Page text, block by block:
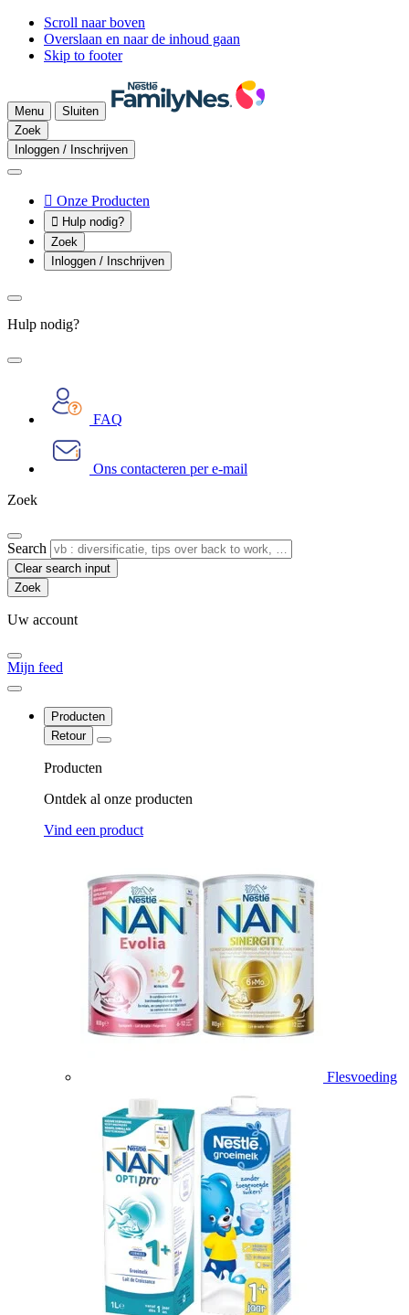
Scroll naar boven
Overslaan en naar de inhoud gaan
Skip to footer
Menu
Sluiten
Zoek
Inloggen / Inschrijven
 Onze Producten
 Hulp nodig?
Zoek
Inloggen / Inschrijven
Hulp nodig?
FAQ
Ons contacteren per e-mail
Zoek
Search
Clear search input
Uw account
Mijn feed
Producten
Retour
Producten
Ontdek al onze producten
Vind een product
Flesvoeding